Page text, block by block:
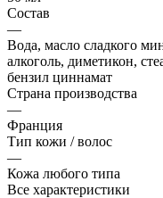
Состав
—
Вода, масло сладкого
алкоголь, диметикон,
бензил циннамат
Страна производства
—
Франция
Тип кожи / волос
—
Кожа любого типа
Все характеристики